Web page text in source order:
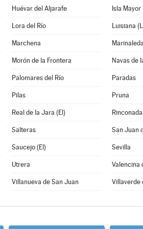
Huévar del Aljarafe Isla Mayor
Lora del Río Luisiana
Marchena Marinaleda
Morón de la Frontera Navas de
Palomares del Río Paradas
Pilas Pruna
Real de la Jara (El)
Salteras San Juan
Saucejo (El) Sevilla
Utrera Valencina
Villanueva de San Juan Villaverde